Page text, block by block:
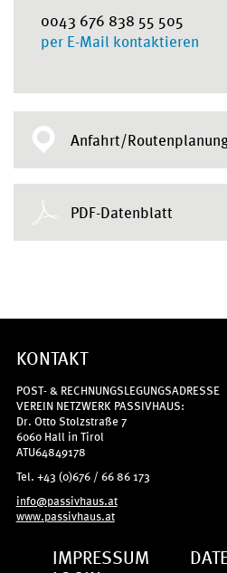
0043 676 838 55 505
per E-Mail kontaktieren
Anfahrt/
PDF-Datenblatt
KONTAKT
POST- & RECHNUNGSLEGUNGSADRESSE
VEREIN NETZWERK PASSIVHAUS:
Dr. Otto Stolzstraße 7
6060 Hall in Tirol
ATU64849178
Tel. +43 (0)676 / 66 86 173
info@passivhaus.at
www.passivhaus.at
IMPRESSUM